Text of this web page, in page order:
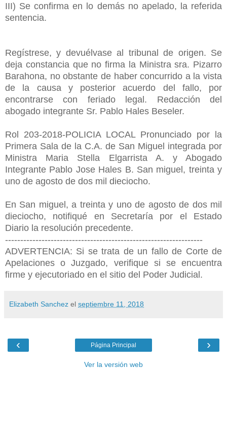
III) Se confirma en lo demás no apelado, la referida
sentencia.
Regístrese, y devuélvase al tribunal de origen. Se
deja constancia que no firma la Ministra sra. Pizarro
Barahona, no obstante de haber concurrido a la vista
de la causa y posterior acuerdo del fallo, por
encontrarse con feriado legal. Redacción del
abogado integrante Sr. Pablo Hales Beseler.
Rol 203-2018-POLICIA LOCAL Pronunciado por la
Primera Sala de la C.A. de San Miguel integrada por
Ministra Maria Stella Elgarrista A. y Abogado
Integrante Pablo Jose Hales B. San miguel, treinta y
uno de agosto de dos mil dieciocho.
En San miguel, a treinta y uno de agosto de dos mil
dieciocho, notifiqué en Secretaría por el Estado
Diario la resolución precedente.
-----------------------------------------------------------------
ADVERTENCIA: Si se trata de un fallo de Corte de
Apelaciones o Juzgado, verifique si se encuentra
firme y ejecutoriado en el sitio del Poder Judicial.
Elizabeth Sanchez el septiembre 11, 2018
‹ ›
Página Principal
Ver la versión web